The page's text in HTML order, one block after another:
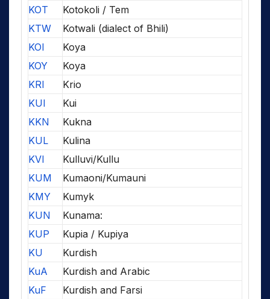
KOT
Kotokoli / Tem
KTW
Kotwali (dialect of Bhili)
KOI
Koya
KOY
Koya
KRI
Krio
KUI
Kui
KKN
Kukna
KUL
Kulina
KVI
Kulluvi/Kullu
KUM
Kumaoni/Kumauni
KMY
Kumyk
KUN
Kunama:
KUP
Kupia / Kupiya
KU
Kurdish
KuA
Kurdish and Arabic
KuF
Kurdish and Farsi